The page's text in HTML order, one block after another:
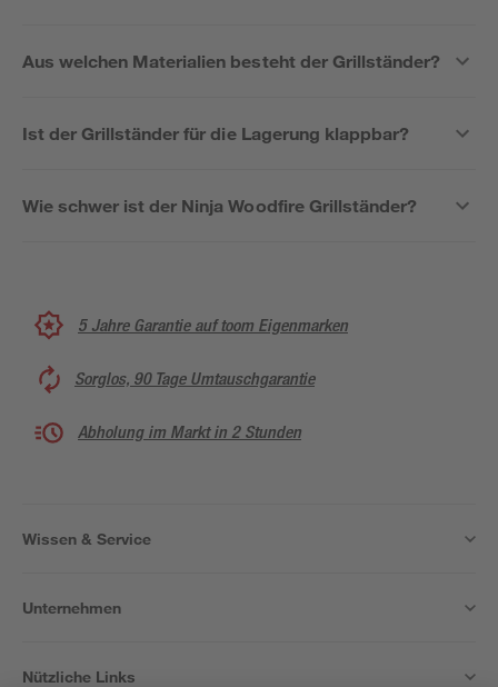
Aus welchen Materialien besteht der Grillständer?
Ist der Grillständer für die Lagerung klappbar?
Wie schwer ist der Ninja Woodfire Grillständer?
5 Jahre Garantie auf toom Eigenmarken
Sorglos, 90 Tage Umtauschgarantie
Abholung im Markt in 2 Stunden
Wissen & Service
Unternehmen
Nützliche Links